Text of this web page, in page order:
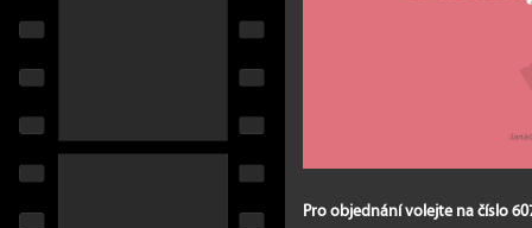
Pro objednání volejte na číslo